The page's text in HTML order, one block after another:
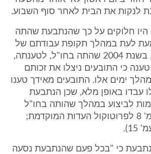
היו חלוקים על כך שהנתבעת שהתה
לעת במהלך תקופת עבודתם של
התובעים (כדוגמא, בשנת 2004 שהתה בחו"ל, לטענתה,
טענה כי התובעים ניצלו את זכותם
ימים אלו. התובעים מאידך טענו
עבדו באופן מלא, שכן הנתבעת
לביצוע במהלך שהותה בחו"ל
(עדות התובע 1: עמ' 8 לפרוטוקול העדות המוקדמת;
כי "בכל פעם שהנתבעת נסעה